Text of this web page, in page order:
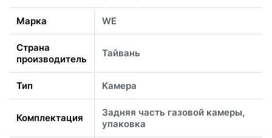
Марка WE
Страна
производитель
Тайвань
Тип Камера
Комплектация
Задняя часть газовой камеры,
упаковка